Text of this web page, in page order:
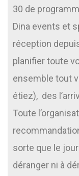
30 de
Dina events et
réception
planifier toute
ensemble tout
étiez), des
Toute
sorte que le
déranger ni à